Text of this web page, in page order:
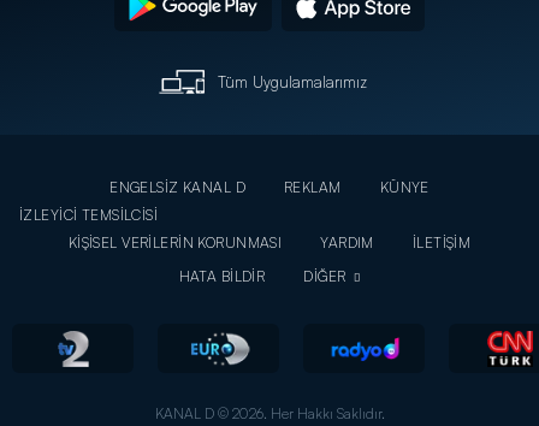
Tüm Uygulamalarımız
ENGELSİZ KANAL D REKLAM
KÜNYE
İZLEYİCİ TEMSİLCİSİ
KİŞİSEL VERİLERİN KORUNMASI
YARDIM
İLETİŞİM
HATA BİLDİR
DİĞER
KANAL D © 2026. Her Hakkı Saklıdır.